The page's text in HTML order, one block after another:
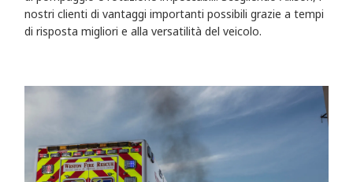
nostri clienti di vantaggi importanti possibili grazie a tempi
di risposta migliori e alla versatilità del veicolo.